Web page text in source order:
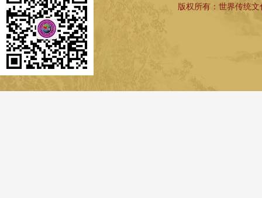
版权所有：世界传统